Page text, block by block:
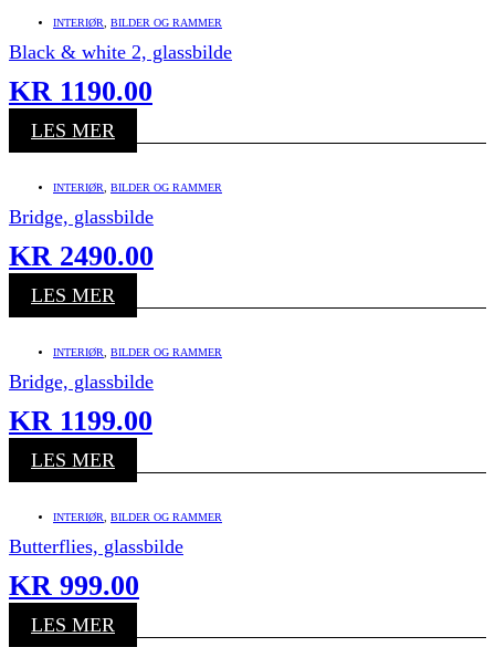
INTERIØR BILDER OG RAMMER
Black & white 2, glassbilde
KR 1190.00
LES MER
INTERIØR BILDER OG RAMMER
Bridge, glassbilde
KR 2490.00
LES MER
INTERIØR BILDER OG RAMMER
Bridge, glassbilde
KR 1199.00
LES MER
INTERIØR BILDER OG RAMMER
Butterflies, glassbilde
KR 999.00
LES MER